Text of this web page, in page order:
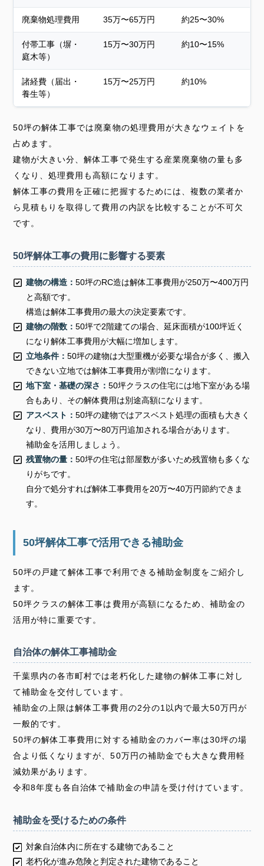
廃棄物処理費用 35万〜65万円 約25〜30%
付帯工事（塀・
庭木等）
15万〜30万円 約10〜15%
諸経費（届出・
養生等）
15万〜25万円 約10%
50坪の解体工事では廃棄物の処理費用が大きなウェイトを
占めます。
建物が大きい分、解体工事で発生する産業廃棄物の量も多
くなり、処理費用も高額になります。
解体工事の費用を正確に把握するためには、複数の業者か
ら見積もりを取得して費用の内訳を比較することが不可欠
です。
50坪解体工事の費用に影響する要素
建物の構造： 50坪のRC造は解体工事費用が250万〜400万円
と高額です。
構造は解体工事費用の最大の決定要素です。
建物の階数： 50坪で2階建ての場合、延床面積が100坪近く
になり解体工事費用が大幅に増加します。
立地条件： 50坪の建物は大型重機が必要な場合が多く、搬入
できない立地では解体工事費用が割増になります。
地下室・基礎の深さ： 50坪クラスの住宅には地下室がある場
合もあり、その解体費用は別途高額になります。
アスベスト： 50坪の建物ではアスベスト処理の面積も大きく
なり、費用が30万〜80万円追加される場合があります。
補助金を活用しましょう。
残置物の量： 50坪の住宅は部屋数が多いため残置物も多くな
りがちです。
自分で処分すれば解体工事費用を20万〜40万円節約できま
す。
50坪解体工事で活用できる補助金
50坪の戸建て解体工事で利用できる補助金制度をご紹介し
ます。
50坪クラスの解体工事は費用が高額になるため、補助金の
活用が特に重要です。
自治体の解体工事補助金
千葉県内の各市町村では老朽化した建物の解体工事に対し
て補助金を交付しています。
補助金の上限は解体工事費用の2分の1以内で最大50万円が
一般的です。
50坪の解体工事費用に対する補助金のカバー率は30坪の場
合より低くなりますが、50万円の補助金でも大きな費用軽
減効果があります。
令和8年度も各自治体で補助金の申請を受け付けています。
補助金を受けるための条件
対象自治体内に所在する建物であること
老朽化が進み危険と判定された建物であること